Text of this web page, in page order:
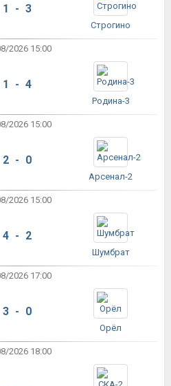
1 - 3
Строгино
2026 15:00
1 - 4
Родина-3
2026 15:00
2 - 0
Арсенал-2
2026 15:00
4 - 2
Шумбрат
2026 17:00
3 - 0
Орёл
2026 18:00